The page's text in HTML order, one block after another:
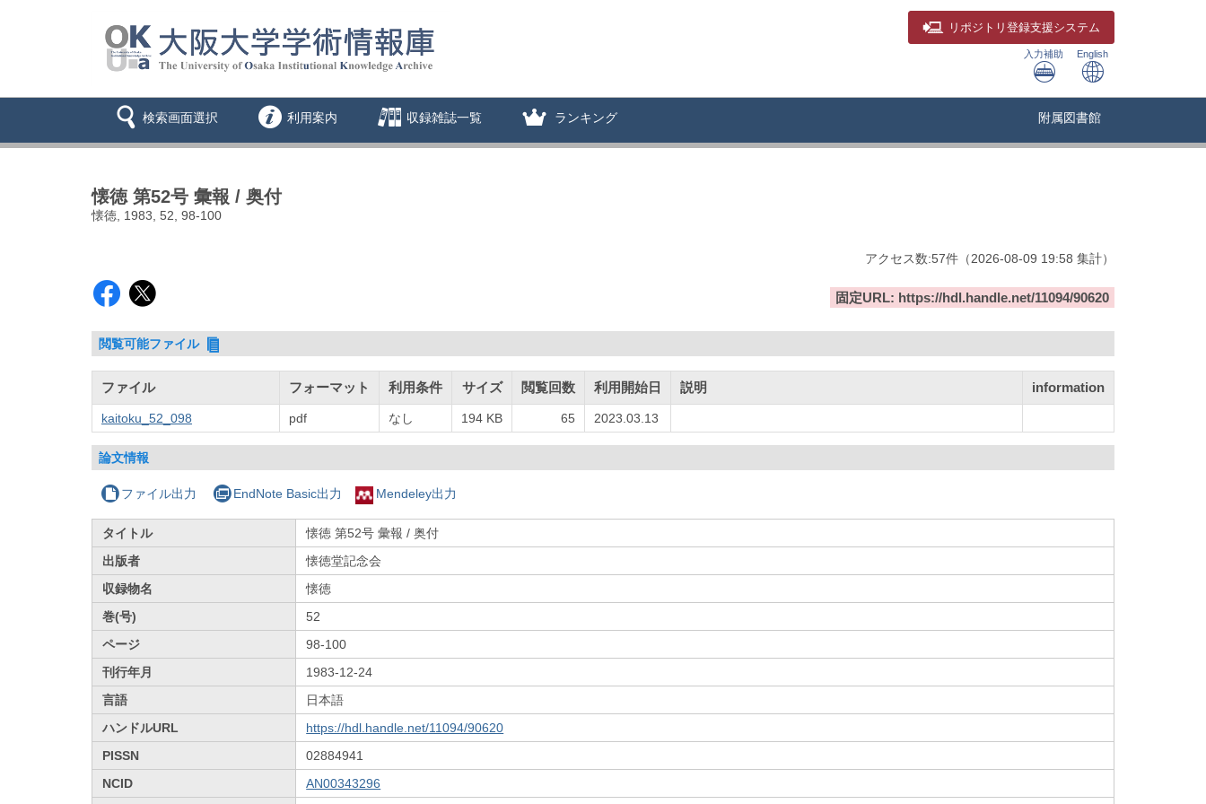
リポジトリ 登録支援システム
入力補助 English
検索画面選択 利用案内 収録雑誌一覧 ランキング 附属図書館
懐徳 第52号 彙報 / 奥付
懐徳, 1983, 52, 98-100
アクセス数:57件 （2026-08-09 19:58 集計）
固定URL: https://hdl.handle.net/11094/90620
閲覧可能ファイル
ファイル フォーマット 利用条件 サイズ 閲覧回数 利用開始日 説明 information
kaitoku_52_098 pdf なし 194 KB 65 2023.03.13
論文情報
ファイル出力 EndNote Basic出力 Mendeley出力
タイトル
懐徳 第52号 彙報 / 奥付
出版者
懐徳堂記念会
収録物名
懐徳
巻(号)
52
ページ
98-100
刊行年月
1983-12-24
言語
日本語
ハンドルURL
https://hdl.handle.net/11094/90620
PISSN
02884941
NCID
AN00343296